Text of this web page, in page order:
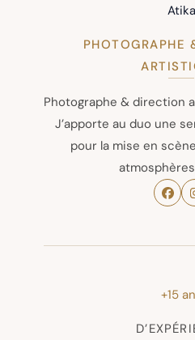
Atika
PHOTOGRAPHE
Photographe & direction
J’apporte au duo une
pour la mise en
+15